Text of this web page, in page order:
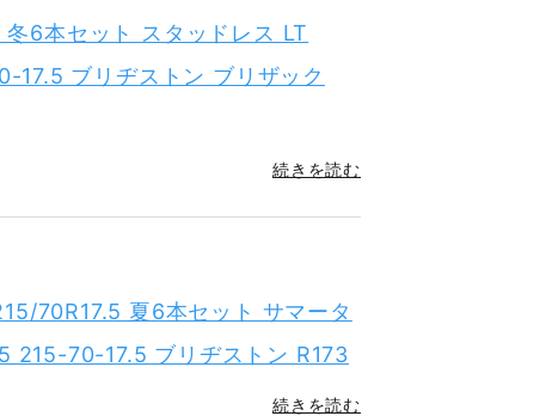
6本セット スタッドレス LT
17.5 ブリヂストン ブリザック
続きを読む
70R17.5 夏6本セット サマータ
215-70-17.5 ブリヂストン R173
続きを読む